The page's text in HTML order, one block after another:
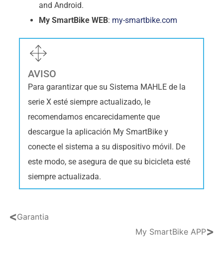
and Android.
My SmartBike WEB: my-smartbike.com
AVISO
Para garantizar que su Sistema MAHLE de la
serie X esté siempre actualizado, le
recomendamos encarecidamente que
descargue la aplicación My SmartBike y
conecte el sistema a su dispositivo móvil. De
este modo, se asegura de que su bicicleta esté
siempre actualizada.
<Garantia
My SmartBike APP>